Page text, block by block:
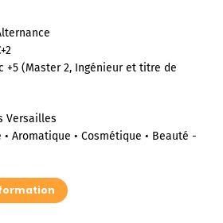
+5 (Master 2, Ingénieur et titre de
Versailles
• Aromatique • Cosmétique • Beauté -
formation